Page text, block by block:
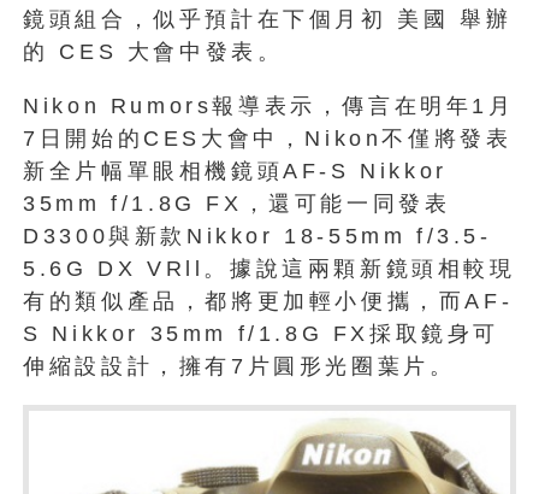
鏡頭組合，似乎預計在下個月初 美國 舉辦
的 CES 大會中發表。
Nikon Rumors報導表示，傳言在明年1月
7日開始的CES大會中，Nikon不僅將發表
新全片幅單眼相機鏡頭AF-S Nikkor
35mm f/1.8G FX，還可能一同發表
D3300與新款Nikkor 18-55mm f/3.5-
5.6G DX VRll。據說這兩顆新鏡頭相較現
有的類似產品，都將更加輕小便攜，而AF-
S Nikkor 35mm f/1.8G FX採取鏡身可
伸縮設設計，擁有7片圓形光圈葉片。